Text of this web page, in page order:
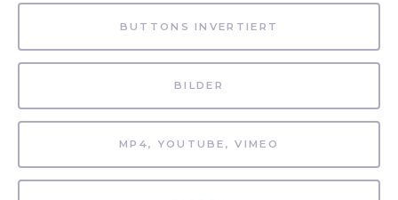
BUTTONS INVERTIERT
BILDER
MP4, YOUTUBE, VIMEO